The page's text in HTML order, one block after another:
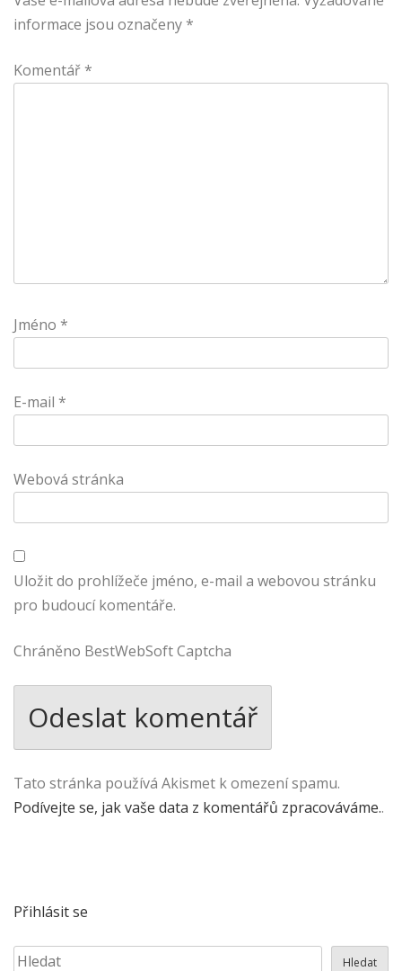
informace jsou označeny *
Komentář *
Jméno *
E-mail *
Webová stránka
Uložit do prohlížeče jméno, e-mail a webovou stránku
pro budoucí komentáře.
Chráněno BestWebSoft Captcha
Tato stránka používá Akismet k omezení spamu.
Podívejte se, jak vaše data z komentářů zpracováváme..
Přihlásit se
Hledat Hledat